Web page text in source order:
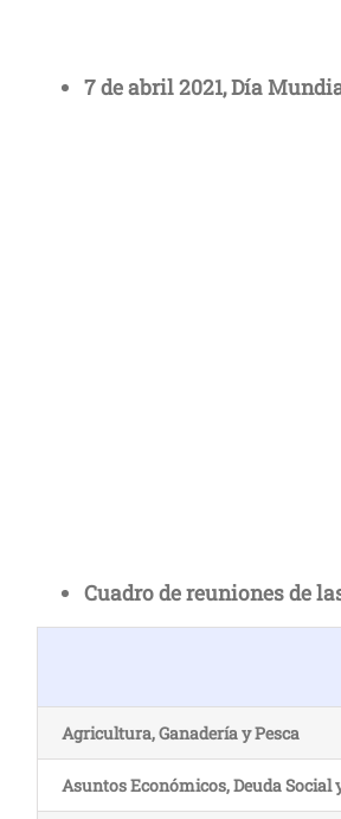
7 de abril 2021, Día
Cuadro de reuniones de
Agricultura, Ganadería y Pesca
Asuntos Económicos, Deuda Social